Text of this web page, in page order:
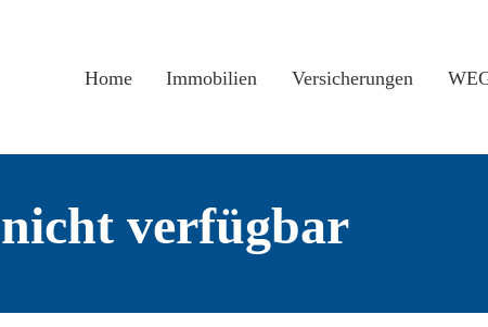
Home Immobilien Versicherungen
verfügbar